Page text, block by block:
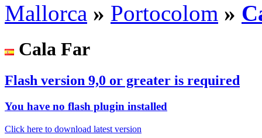
Mallorca » Portocolom »
Cala Far
Flash version 9,0 or greater is required
You have no flash plugin installed
Click here to download latest version